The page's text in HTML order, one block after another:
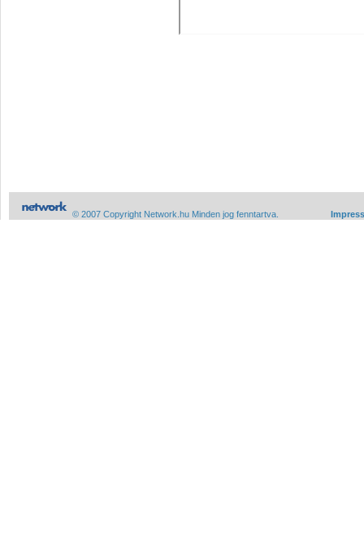
© 2007 Copyright Network.hu Minden jog fenntartva.